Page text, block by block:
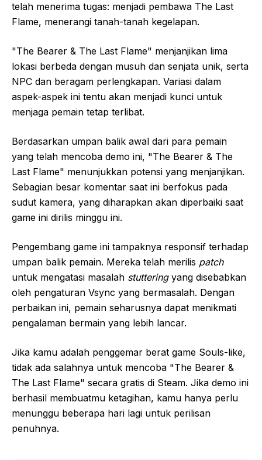
telah menerima tugas: menjadi pembawa The Last
Flame, menerangi tanah-tanah kegelapan.
"The Bearer & The Last Flame" menjanjikan lima
lokasi berbeda dengan musuh dan senjata unik, serta
NPC dan beragam perlengkapan. Variasi dalam
aspek-aspek ini tentu akan menjadi kunci untuk
menjaga pemain tetap terlibat.
Berdasarkan umpan balik awal dari para pemain
yang telah mencoba demo ini, "The Bearer & The
Last Flame" menunjukkan potensi yang menjanjikan.
Sebagian besar komentar saat ini berfokus pada
sudut kamera, yang diharapkan akan diperbaiki saat
game ini dirilis minggu ini.
Pengembang game ini tampaknya responsif terhadap
umpan balik pemain. Mereka telah merilis patch
untuk mengatasi masalah stutteringyang disebabkan
oleh pengaturan Vsync yang bermasalah. Dengan
perbaikan ini, pemain seharusnya dapat menikmati
pengalaman bermain yang lebih lancar.
Jika kamu adalah penggemar berat game Souls-like,
tidak ada salahnya untuk mencoba "The Bearer &
The Last Flame" secara gratis di Steam. Jika demo ini
berhasil membuatmu ketagihan, kamu hanya perlu
menunggu beberapa hari lagi untuk perilisan
penuhnya.